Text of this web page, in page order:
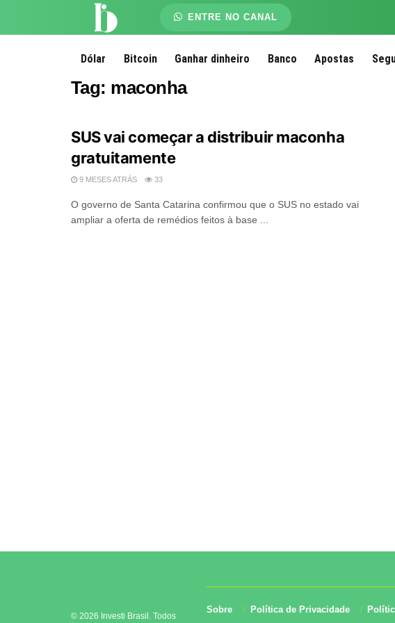
ENTRE NO CANAL
Dólar Bitcoin Ganhar dinheiro Banco Apostas
Tag: maconha
SUS vai começar a distribuir maconha
gratuitamente
9 MESES ATRÁS 33
O governo de Santa Catarina confirmou que o SUS no estado vai
ampliar a oferta de remédios feitos à base ...
© 2026 Investi Brasil. Todos
Sobre Política de Privacidade